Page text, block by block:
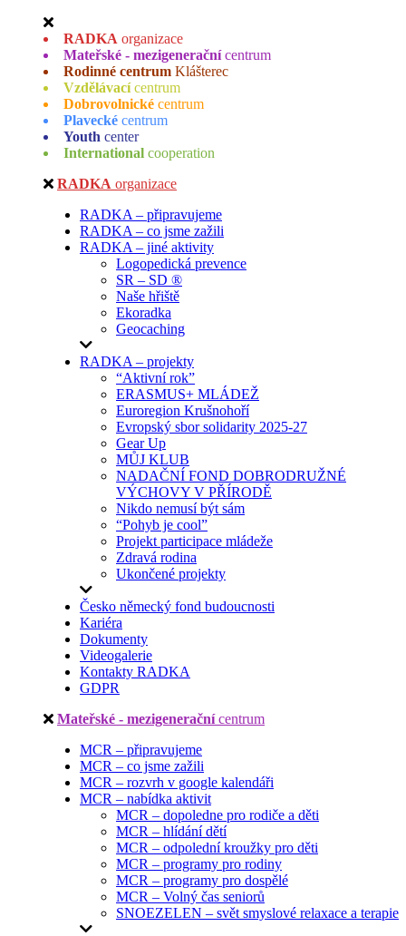
RADKA organizace
Mateřské - mezigenerační centrum
Rodinné centrum Klášterec
Vzdělávací centrum
Dobrovolnické centrum
Plavecké centrum
Youth center
International cooperation
RADKA organizace
RADKA – připravujeme
RADKA – co jsme zažili
RADKA – jiné aktivity
Logopedická prevence
SR – SD ®
Naše hřiště
Ekoradka
Geocaching
RADKA – projekty
“Aktivní rok”
ERASMUS+ MLÁDEŽ
Euroregion Krušnohoří
Evropský sbor solidarity 2025-27
Gear Up
MŮJ KLUB
NADAČNÍ FOND DOBRODRUŽNÉ
VÝCHOVY V PŘÍRODĚ
Nikdo nemusí být sám
“Pohyb je cool”
Projekt participace mládeže
Zdravá rodina
Ukončené projekty
Česko německý fond budoucnosti
Kariéra
Dokumenty
Videogalerie
Kontakty RADKA
GDPR
Mateřské - mezigenerační centrum
MCR – připravujeme
MCR – co jsme zažili
MCR – rozvrh v google kalendáři
MCR – nabídka aktivit
MCR – dopoledne pro rodiče a děti
MCR – hlídání dětí
MCR – odpolední kroužky pro děti
MCR – programy pro rodiny
MCR – programy pro dospělé
MCR – Volný čas seniorů
SNOEZELEN – svět smyslové relaxace a terapie